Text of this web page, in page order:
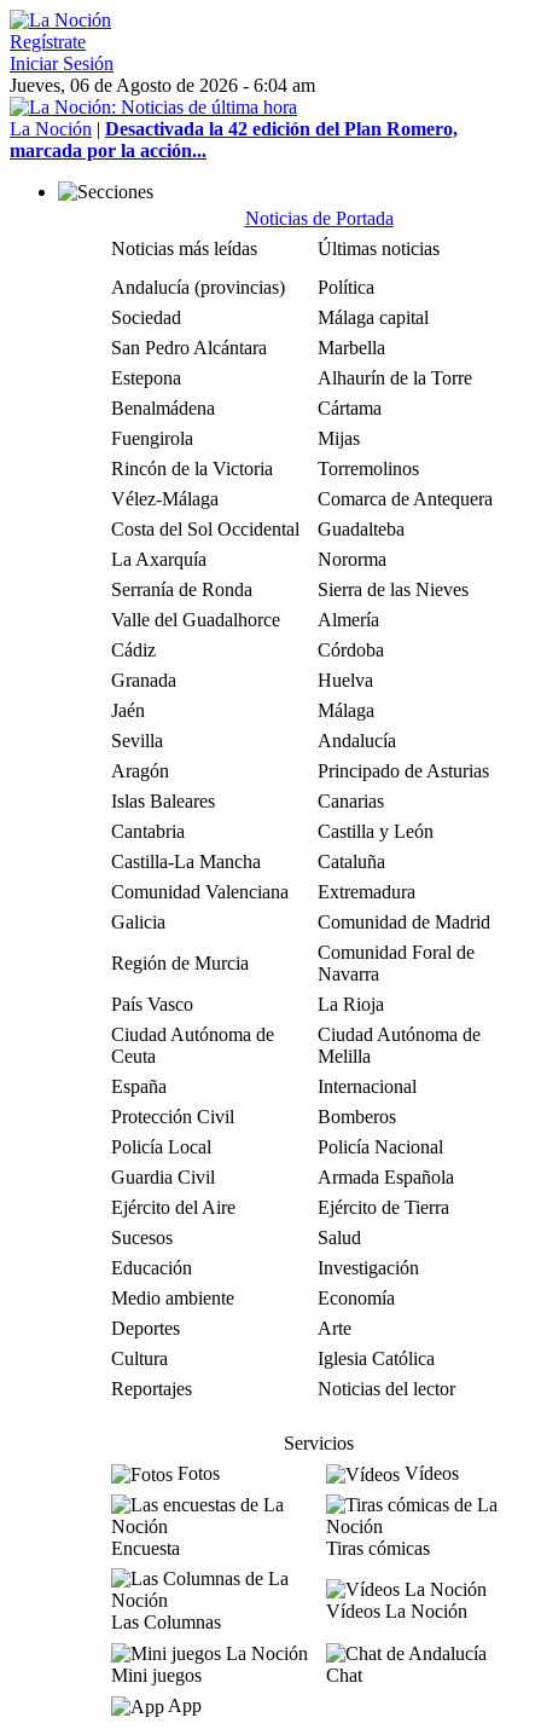
Regístrate
Iniciar Sesión
Jueves, 06 de Agosto de 2026 - 6:04 am
La Noción | Desactivada la 42 edición del Plan Romero,
marcada por la acción...
Noticias de Portada
Noticias más leídas
Últimas noticias
Andalucía (provincias)
Política
Sociedad
Málaga capital
San Pedro Alcántara
Marbella
Estepona
Alhaurín de la Torre
Benalmádena
Cártama
Fuengirola
Mijas
Rincón de la Victoria
Torremolinos
Vélez-Málaga
Comarca de Antequera
Costa del Sol Occidental
Guadalteba
La Axarquía
Nororma
Serranía de Ronda
Sierra de las Nieves
Valle del Guadalhorce
Almería
Cádiz
Córdoba
Granada
Huelva
Jaén
Málaga
Sevilla
Andalucía
Aragón
Principado de Asturias
Islas Baleares
Canarias
Cantabria
Castilla y León
Castilla-La Mancha
Cataluña
Comunidad Valenciana
Extremadura
Galicia
Comunidad de Madrid
Región de Murcia
Comunidad Foral de
Navarra
País Vasco
La Rioja
Ciudad Autónoma de
Ceuta
Ciudad Autónoma de
Melilla
España
Internacional
Protección Civil
Bomberos
Policía Local
Policía Nacional
Guardia Civil
Armada Española
Ejército del Aire
Ejército de Tierra
Sucesos
Salud
Educación
Investigación
Medio ambiente
Economía
Deportes
Arte
Cultura
Iglesia Católica
Reportajes
Noticias del lector
Servicios
Fotos
Vídeos
Encuesta Tiras cómicas
Las Columnas
Vídeos La Noción
Mini juegos
Chat
App